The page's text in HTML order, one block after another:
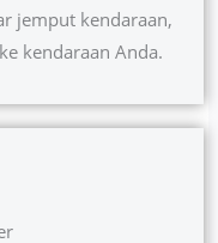
jemput kendaraan,
kendaraan Anda.